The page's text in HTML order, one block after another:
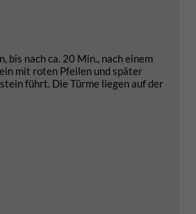
bis nach ca. 20 Min., nach einem
mit roten Pfeilen und später
führt. Die Türme liegen auf der